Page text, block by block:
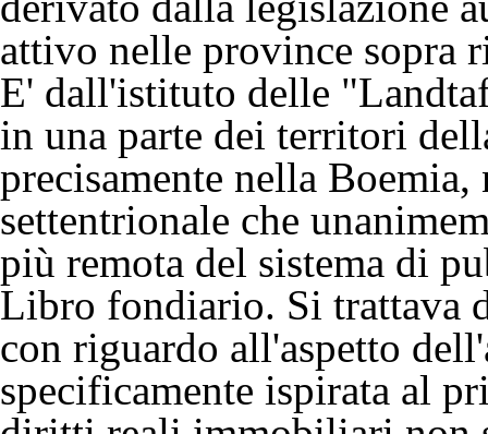
attivo nelle province sopra
E' dall'istituto delle
in una parte dei territori
precisamente nella
settentrionale che
più remota del sistema di
Libro fondiario. Si trattava
con riguardo all'aspetto
specificamente ispirata al